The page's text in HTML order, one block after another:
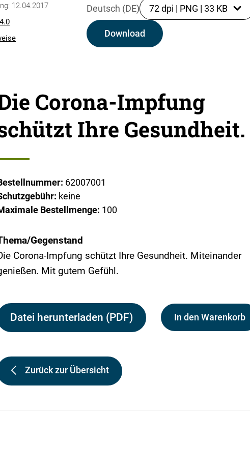
12.04.2017
Deutsch (DE) 72 dpi | PNG | 33 KB
Download
Corona-Impfung
Ihre Gesundheit.
62007001
keine
Bestellmenge: 100
Gegenstand
Corona-Impfung schützt Ihre Gesundheit. Miteinander
Mit gutem Gefühl.
Datei herunterladen (PDF) In den Warenkorb
Zurück zur Übersicht